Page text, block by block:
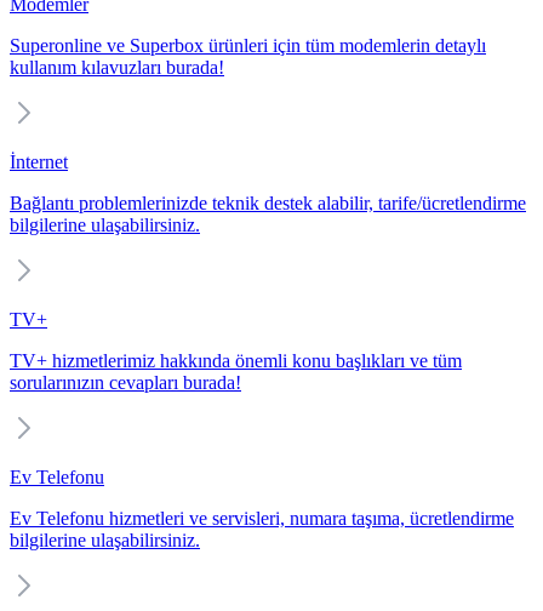
Modemler
Superonline ve Superbox ürünleri için tüm modemlerin detaylı
kullanım kılavuzları burada!
İnternet
Bağlantı problemlerinizde teknik destek alabilir, tarife/ücretlendirme
bilgilerine ulaşabilirsiniz.
TV+
TV+ hizmetlerimiz hakkında önemli konu başlıkları ve tüm
sorularınızın cevapları burada!
Ev Telefonu
Ev Telefonu hizmetleri ve servisleri, numara taşıma, ücretlendirme
bilgilerine ulaşabilirsiniz.